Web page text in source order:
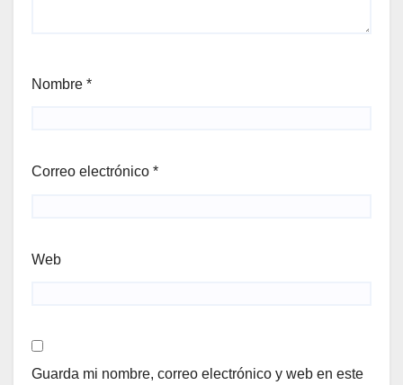
Nombre *
Correo electrónico *
Web
Guarda mi nombre, correo electrónico y web en este